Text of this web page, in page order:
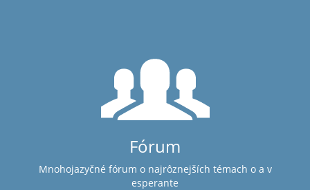
Fórum
Mnohojazyčné fórum o najrôznejších témach o a v
esperante